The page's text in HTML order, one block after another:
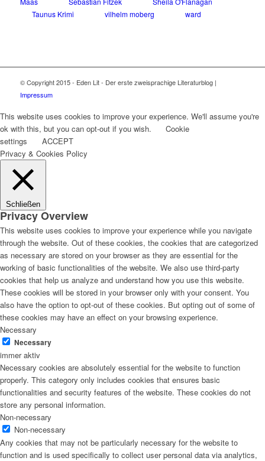
Taunus Krimi
vilhelm moberg ward
© Copyright 2015 - Eden Lit - Der erste zweisprachige Literaturblog |
Impressum
This website uses cookies to improve your experience. We'll assume you're
ok with this, but you can opt-out if you wish.
Cookie
settings
ACCEPT
Privacy & Cookies Policy
Schließen
Privacy Overview
This website uses cookies to improve your experience while you navigate
through the website. Out of these cookies, the cookies that are categorized
as necessary are stored on your browser as they are essential for the
working of basic functionalities of the website. We also use third-party
cookies that help us analyze and understand how you use this website.
These cookies will be stored in your browser only with your consent. You
also have the option to opt-out of these cookies. But opting out of some of
these cookies may have an effect on your browsing experience.
Necessary
Necessary
immer aktiv
Necessary cookies are absolutely essential for the website to function
properly. This category only includes cookies that ensures basic
functionalities and security features of the website. These cookies do not
store any personal information.
Non-necessary
Non-necessary
Any cookies that may not be particularly necessary for the website to
function and is used specifically to collect user personal data via analytics,